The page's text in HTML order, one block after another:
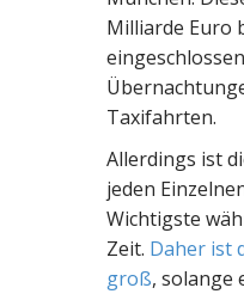
Milliarde Euro
Taxifahrten.
Allerdings ist
jeden
Wichtigste
Zeit. Daher ist
groß, solange